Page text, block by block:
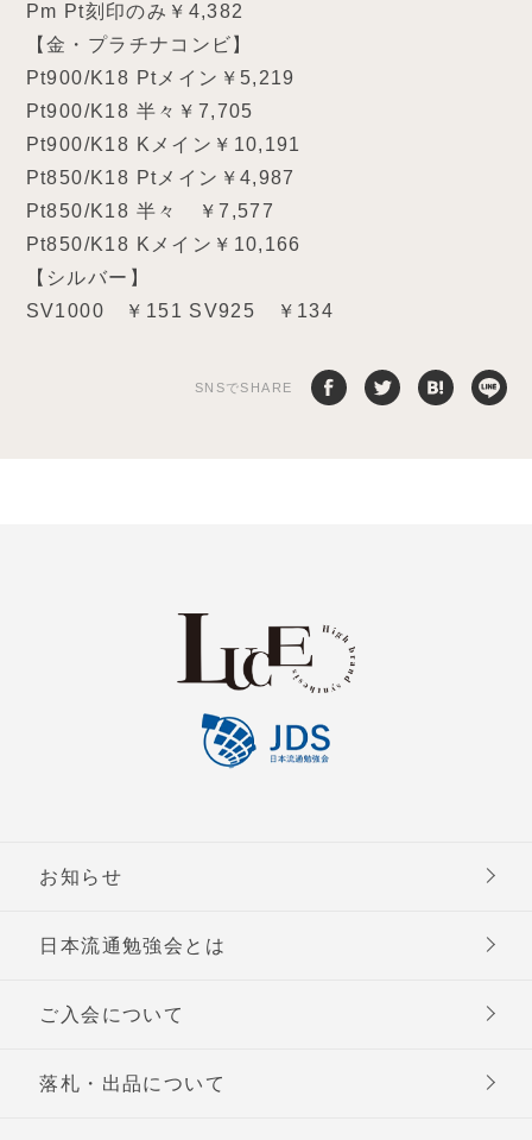
Pm Pt刻印のみ￥4,382
【金・プラチナコンビ】
Pt900/K18 Ptメイン￥5,219
Pt900/K18 半々￥7,705
Pt900/K18 Kメイン￥10,191
Pt850/K18 Ptメイン￥4,987
Pt850/K18 半々 ￥7,577
Pt850/K18 Kメイン￥10,166
【シルバー】
SV1000 ￥151 SV925 ￥134
SNSでSHARE
お知らせ
日本流通勉強会とは
ご入会について
落札・出品について